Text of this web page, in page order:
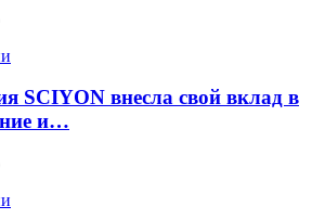
SCIYON внесла свой вклад в
и…